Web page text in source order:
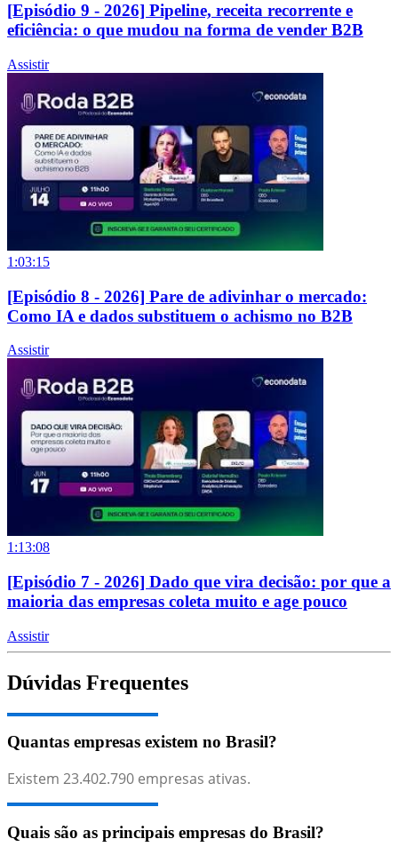
[Episódio 9 - 2026] Pipeline, receita recorrente e
eficiência: o que mudou na forma de vender B2B
Assistir
1:03:15
[Episódio 8 - 2026] Pare de adivinhar o mercado:
Como IA e dados substituem o achismo no B2B
Assistir
1:13:08
[Episódio 7 - 2026] Dado que vira decisão: por que a
maioria das empresas coleta muito e age pouco
Assistir
Dúvidas Frequentes
Quantas empresas existem no Brasil?
Existem 23.402.790 empresas ativas.
Quais são as principais empresas do Brasil?